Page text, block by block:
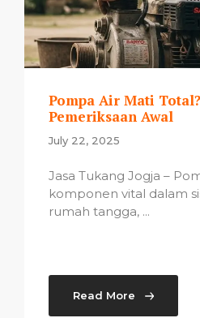
Pompa Air Mati
Pemeriksaan Awal
July 22, 2025
Jasa Tukang Jogja –
komponen vital dalam
rumah tangga, ...
Read More